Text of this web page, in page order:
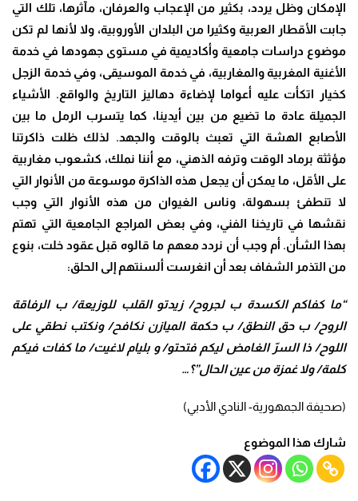
الإمكان وظل يردد، بكثير من الإعجاب والعرفان، مآثرها، تلك التي
جابت الأقطار العربية وكثيرا من البلدان الأوروبية، ولا لأنها لم تكن
موضوع دراسات جامعية وأكاديمية في مستوى جهودها في خدمة
الأغنية المغربية والمغاربية، في خدمة الموسيقى، وفي خدمة الزجل
كخيار اتكأت عليه أعواما لإضاءة دهاليز التاريخ والواقع. الأشياء
الجميلة عادة ما تضيع من بين أيدينا، كما يتسرب الرمل ما بين
الأصابع الهشة التي تعبث بالوقت والجهد. لذلك ظلت ذاكرتنا
مؤثثة برماد الوقت وترفه الذهني، مع أننا نملك، كشعوب مغاربية
على الأقل، ما يمكن أن يجعل هذه الذاكرة موسوعة من الأنوار التي
لا تنطفئ بسهولة، وناس الغيوان من هذه الأنوار التي وجب
نقشها في تاريخنا الفني، وفي بعض المراجع الجامعية التي تهتم
بهذا الشأن. أم وجب أن نردد معهم ما قالوه قبل عقود خلت، بنوع
من التذمر الشفاف بعد أن انغرست ألسنتهم إلى الحلق:
“ما كفاكم الكسدة ب لجروح/ زيدتو القلب للوزيعة/ ب الرفاقة
الروح/ ب حق النطق/ ب حكمة الميازن نكافح/ ونكتب نطقي على
اللوح/ ذا السرّ الغامض ليكم فتحتو/ و بليام لاغيت/ ما كفات فيكم
كلمة/ ولا غمزة من عين الحال”؟…
(صحيفة الجمهورية- النادي الأدبي)
شارك هذا الموضوع